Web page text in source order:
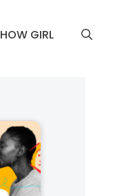
GIRL